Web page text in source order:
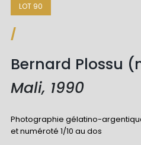
LOT 90
/
Bernard Plossu
Mali, 1990
Photographie gélatino-
et numéroté 1/10 au dos